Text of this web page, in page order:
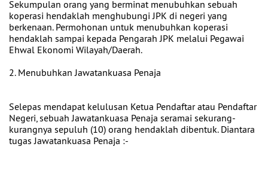
Sekumpulan orang yang berminat menubuhkan sebuah
koperasi hendaklah menghubungi JPK di negeri yang
berkenaan. Permohonan untuk menubuhkan koperasi
hendaklah sampai kepada Pengarah JPK melalui Pegawai
Ehwal Ekonomi Wilayah/Daerah.
2. Menubuhkan Jawatankuasa Penaja
Selepas mendapat kelulusan Ketua Pendaftar atau Pendaftar
Negeri, sebuah Jawatankuasa Penaja seramai sekurang-
kurangnya sepuluh (10) orang hendaklah dibentuk. Diantara
tugas Jawatankuasa Penaja :-